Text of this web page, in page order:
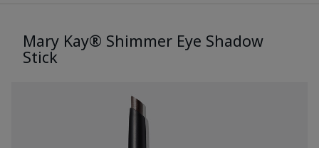
Mary Kay® Shimmer Eye Shadow
Stick